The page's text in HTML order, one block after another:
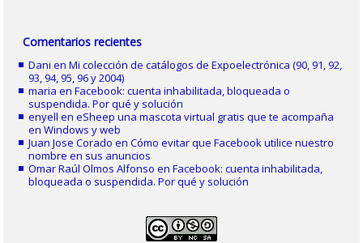
Comentarios recientes
Dani enMi colección de catálogos de Expoelectrónica (90, 91, 92,
93, 94, 95, 96 y 2004)
maria enFacebook: cuenta inhabilitada, bloqueada o
suspendida. Por qué y solución
enyell eneSheep una mascota virtual gratis que te acompaña
en Windows y web
Juan Jose Corado enCómo evitar que Facebook utilice nuestro
nombre en sus anuncios
Omar Raúl Olmos Alfonso enFacebook: cuenta inhabilitada,
bloqueada o suspendida. Por qué y solución